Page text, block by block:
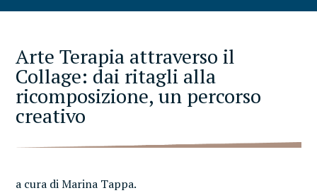
Arte Terapia attraverso il
Collage: dai ritagli alla
ricomposizione, un percorso
creativo
a cura di Marina Tappa.